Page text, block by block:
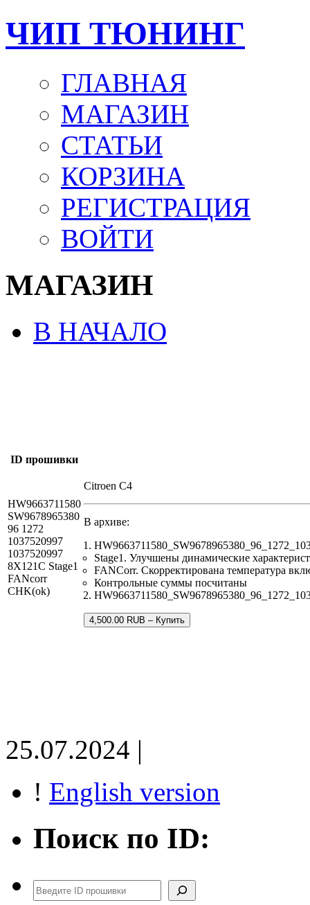
ЧИП ТЮНИНГ
ГЛАВНАЯ
МАГАЗИН
СТАТЬИ
КОРЗИНА
РЕГИСТРАЦИЯ
ВОЙТИ
МАГАЗИН
В НАЧАЛО
ID прошивки
HW9663711580
SW9678965380
96 1272
1037520997
1037520997
8X121C Stage1
FANcorr
CHK(ok)
Citroen C4
В архиве:
Stage1. Улучшены динамические
FANCorr. Скорректирована температура
Контрольные суммы посчитаны
4,500.00 RUB – Купить
25.07.2024 |
! English version
Поиск по ID:
Поиск